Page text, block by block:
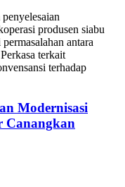
produsen siabu
antara
terkait
terhadap
Modernisasi
Canangkan